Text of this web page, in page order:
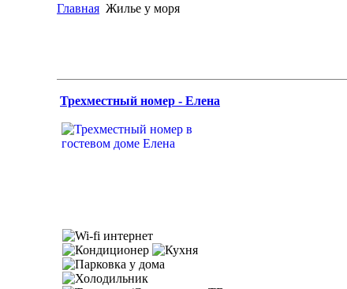
Главная Жилье у моря
Трехместный номер - Елена